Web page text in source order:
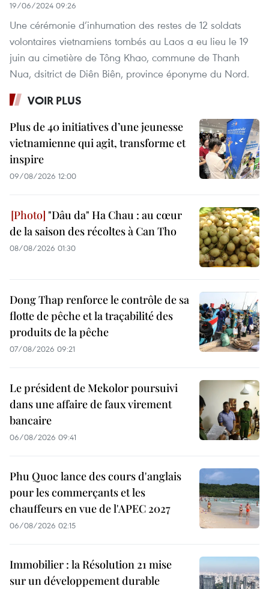
19/06/2024 09:26
Une cérémonie d’inhumation des restes de 12 soldats
volontaires vietnamiens tombés au Laos a eu lieu le 19
juin au cimetière de Tông Khao, commune de Thanh
Nua, dsitrict de Diên Biên, province éponyme du Nord.
VOIR PLUS
Plus de 40 initiatives d’une jeunesse
vietnamienne qui agit, transforme et
inspire
09/08/2026 12:00
"Dâu da" Ha Chau : au cœur
de la saison des récoltes à Can Tho
08/08/2026 01:30
Dong Thap renforce le contrôle de sa
flotte de pêche et la traçabilité des
produits de la pêche
07/08/2026 09:21
Le président de Mekolor poursuivi
dans une affaire de faux virement
bancaire
06/08/2026 09:41
Phu Quoc lance des cours d'anglais
pour les commerçants et les
chauffeurs en vue de l'APEC 2027
06/08/2026 02:15
Immobilier : la Résolution 21 mise
sur un développement durable